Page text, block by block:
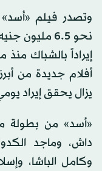
نحو 6.5
أفلام جديدة من
يزال يحقق إيراد
«أسد» من بطولة
داش، وماجد
وكامل الباشا،